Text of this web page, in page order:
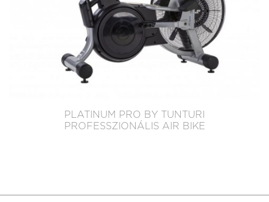
PLATINUM PRO BY TUNTURI
PROFESSZIONÁLIS AIR BIKE